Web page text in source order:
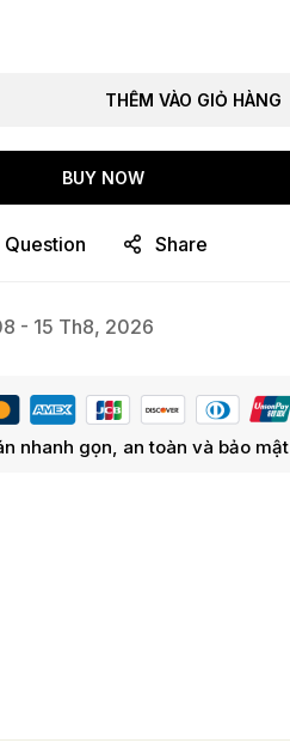
THÊM VÀO GIỎ HÀNG
BUY NOW
Question Share
- 15 Th8, 2026
nhanh gọn, an toàn và bảo mật